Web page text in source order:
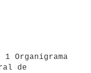
1 Organigrama
de